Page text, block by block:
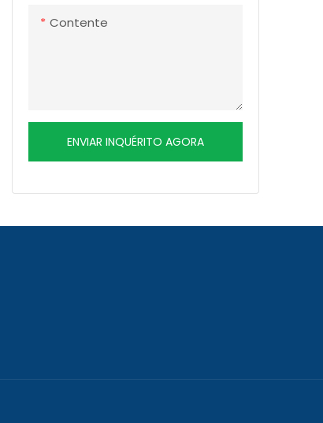
Contente
ENVIAR INQUÉRITO AGORA